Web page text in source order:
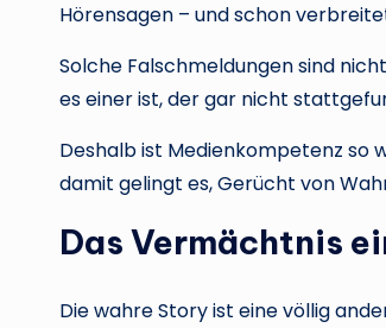
Hörensagen – und schon
Solche Falschmeldungen sind
es einer ist, der gar nicht
Deshalb ist Medienkompetenz so
damit gelingt es, Gerücht von
Das Vermächtnis
Die wahre Story ist eine völlig